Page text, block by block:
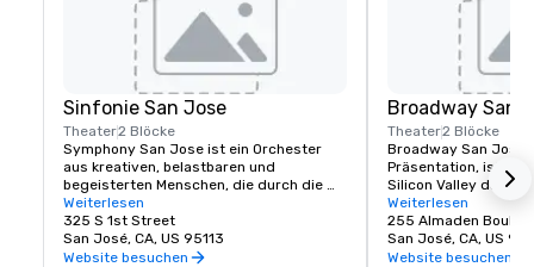
Sinfonie San Jose
Theater2 Blöcke
Symphony San Jose ist ein Orchester
aus kreativen, belastbaren und
begeisterten Menschen, die durch die
Liebe zur Musik verbunden sind. Es ist
stolz darauf, San Jose sein Zuhause zu
nennen und die innovative und vielfältige
Kultur unserer Gemeinde zu begrüßen,
Weiterlesen
325 S 1st Street
San José, CA, US 95113
Website besuchen
Broadway San
Theater2 Blöcke
Broadway San
Präsentation, ist der
Silicon Valley das
Theatererlebnis
leben oder San Jose
Broadway San Jose
die Sie sehen
Weiterlesen
255 Almaden
San José, CA, US
Website besuchen